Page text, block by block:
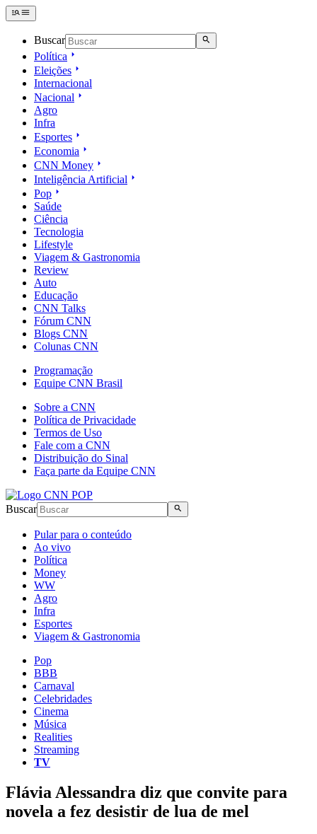
Buscar
Política
Eleições
Internacional
Nacional
Agro
Infra
Esportes
Economia
CNN Money
Inteligência Artificial
Pop
Saúde
Ciência
Tecnologia
Lifestyle
Viagem & Gastronomia
Review
Auto
Educação
CNN Talks
Fórum CNN
Blogs CNN
Colunas CNN
Programação
Equipe CNN Brasil
Sobre a CNN
Política de Privacidade
Termos de Uso
Fale com a CNN
Distribuição do Sinal
Faça parte da Equipe CNN
Buscar
Pular para o conteúdo
Ao vivo
Política
Money
WW
Agro
Infra
Esportes
Viagem & Gastronomia
Pop
BBB
Carnaval
Celebridades
Cinema
Música
Realities
Streaming
TV
Flávia Alessandra diz que convite para
novela a fez desistir de lua de mel